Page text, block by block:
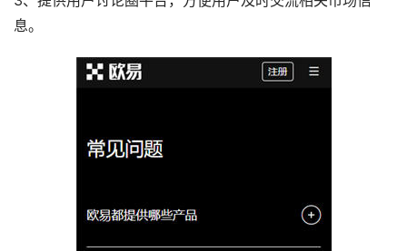
息。